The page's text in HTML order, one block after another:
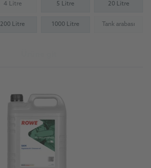
4 Litre(Not available) 5 Litre 20 Litre
200 Litre 1000 Litre Tank arabası
(Not